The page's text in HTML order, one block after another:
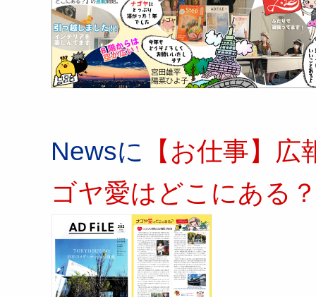
Newsに 【お仕事】
ゴヤ愛はどこにある